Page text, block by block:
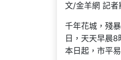
文/金羊網 記者
千年花城，殘
日，天天早晨
本日起，市平